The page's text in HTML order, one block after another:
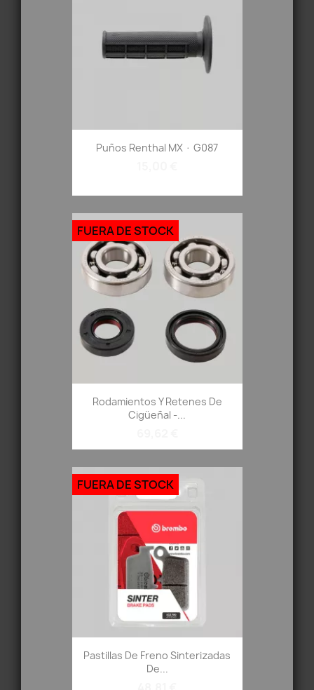
Puños Renthal MX · G087
Rodamientos Y Retenes De
Cigüeñal -...
FUERA DE STOCK
Pastillas De Freno Sinterizadas
De...
FUERA DE STOCK